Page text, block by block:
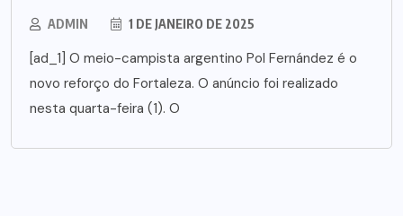
ADMIN 1 DE JANEIRO DE 2025
[ad_1] O meio-campista argentino Pol Fernández é o
novo reforço do Fortaleza. O anúncio foi realizado
nesta quarta-feira (1). O